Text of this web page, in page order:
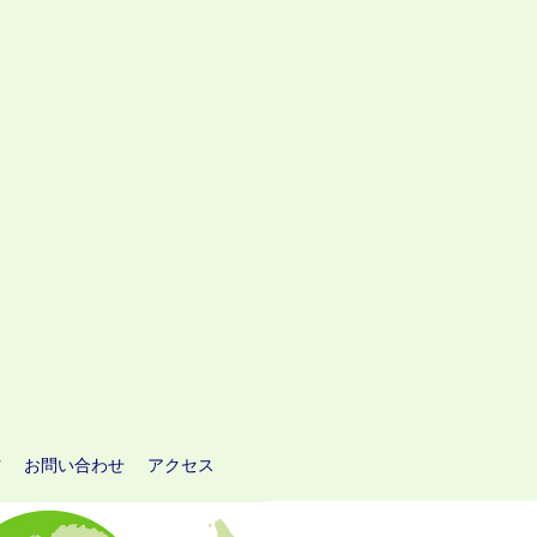
お問い合わせ アクセス